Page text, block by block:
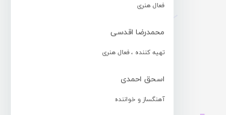
فعال هنری
محمدرضا اقدسی
تهیه کننده ، فعال هنری
اسحق احمدی
آهنگساز و خواننده